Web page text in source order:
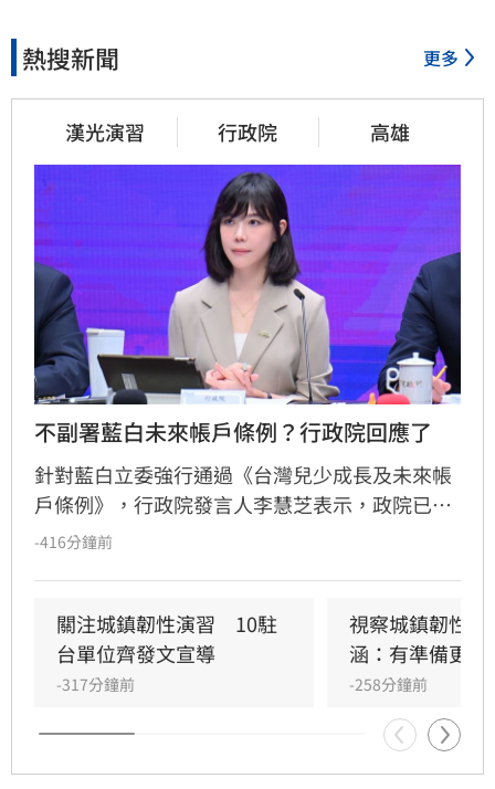
熱搜新聞 更多
漢光演習 行政院 高雄
不副署藍白未來帳戶條例？行政院回應了
針對藍白立委強行通過《台灣兒少成長及未來帳
戶條例》，行政院發言人李慧芝表示，政院已收
到三讀函文，強調編列預算為行政院憲政職權，
並強調行政院版透過弱勢對存能落實公平正義，
避免在野黨版本加劇貧富差距。此外，政府同步
推動育兒留停六加三、延長婚產假等多項配套措
施，建構完善支持體系。政院重申，國家政策規
劃需具備整體性，針對立法院侵害預算編製權的
作為，將持續捍衛憲法賦予的權限，確保政策有
-416分鐘前
關注城鎮韌性演習　10駐
台單位齊發文宣導
-317分鐘前
視察城鎮韌性
涵：有準備更安
-258分鐘前